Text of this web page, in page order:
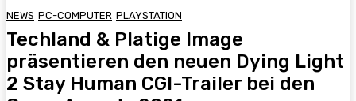
NEWS PC-COMPUTER PLAYSTATION
Techland & Platige Image
präsentieren den neuen Dying Light
2 Stay Human CGI-Trailer bei den